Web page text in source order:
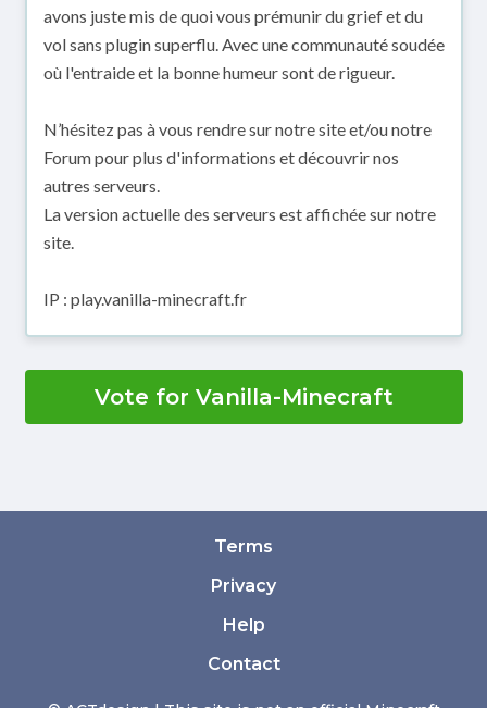
avons juste mis de quoi vous prémunir du grief et du
vol sans plugin superflu. Avec une communauté soudée
où l'entraide et la bonne humeur sont de rigueur.
N’hésitez pas à vous rendre sur notre site et/ou notre
Forum pour plus d'informations et découvrir nos
autres serveurs.
La version actuelle des serveurs est affichée sur notre
site.
IP : play.vanilla-minecraft.fr
Vote for Vanilla-Minecraft
Terms
Privacy
Help
Contact